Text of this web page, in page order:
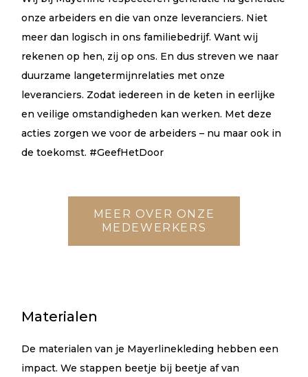
onze arbeiders en die van onze leveranciers. Niet
meer dan logisch in ons familiebedrijf. Want wij
rekenen op hen, zij op ons. En dus streven we naar
duurzame langetermijnrelaties met onze
leveranciers. Zodat iedereen in de keten in eerlijke
en veilige omstandigheden kan werken. Met deze
acties zorgen we voor de arbeiders – nu maar ook in
de toekomst. #GeefHetDoor
MEER OVER ONZE
MEDEWERKERS
Materialen
De materialen van je Mayerlinekleding hebben een
impact. We stappen beetje bij beetje af van